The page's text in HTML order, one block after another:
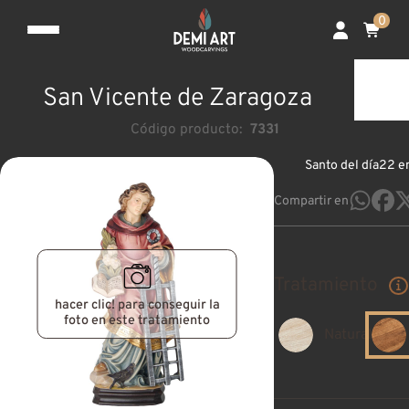
0
San Vicente de Zaragoza
Código producto: 7331
hacer clic! para conseguir la
foto en este tratamiento
Santo del día22
Compartir en